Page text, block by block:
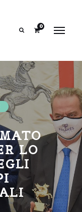
0
LO